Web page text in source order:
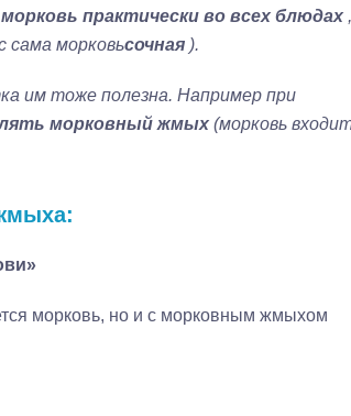
практически во всех блюдах ,
сама морковьсочная ).
им тоже полезна. Например при
морковный жмых (морковь
морковь, но и с морковным жмыхом